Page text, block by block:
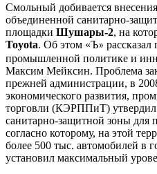
Смольный добивается
объединенной санитарно-
площадки Шушары-2, на
Toyota. Об этом «Ъ» рассказал
промышленной политике и
Максим Мейксин. Проблема
прежней администрации, в
экономического развития,
торговли (КЭРППиТ) утвердил
санитарно-защитной зоны для
согласно которому, на этой
более 500 тыс. автомобилей в
установил максимальный